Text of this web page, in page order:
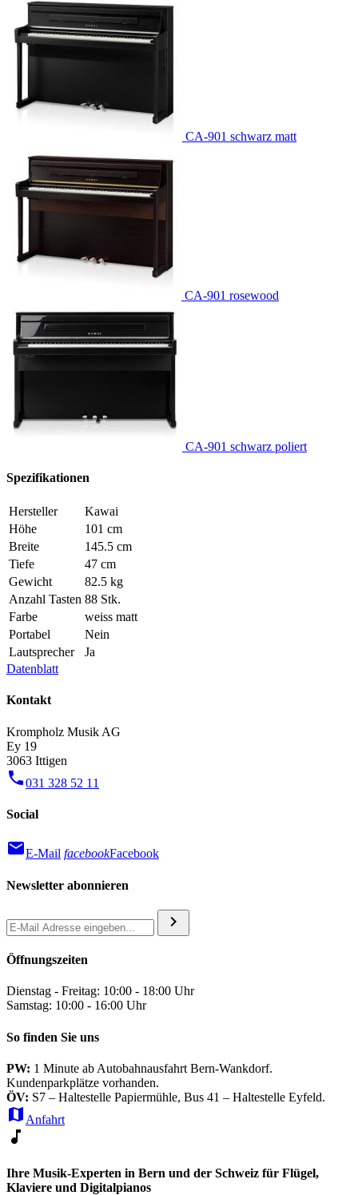
CA-901 schwarz matt
CA-901 rosewood
CA-901 schwarz poliert
Spezifikationen
Hersteller
Kawai
Höhe
101 cm
Breite
145.5 cm
Tiefe
47 cm
Gewicht
82.5 kg
Anzahl Tasten 88 Stk.
Farbe
weiss matt
Portabel
Nein
Lautsprecher
Ja
Datenblatt
Kontakt
Krompholz Musik AG
Ey 19
3063 Ittigen
phone031 328 52 11
Social
mailE-Mail facebookFacebook
Newsletter abonnieren
chevron_right
Öffnungszeiten
Dienstag - Freitag: 10:00 - 18:00 Uhr
Samstag: 10:00 - 16:00 Uhr
So finden Sie uns
PW: 1 Minute ab Autobahnausfahrt Bern-Wankdorf.
Kundenparkplätze vorhanden.
ÖV: S7 – Haltestelle Papiermühle, Bus 41 – Haltestelle Eyfeld.
map Anfahrt
music_note
Ihre Musik-Experten in Bern und der Schweiz für Flügel,
Klaviere und Digitalpianos